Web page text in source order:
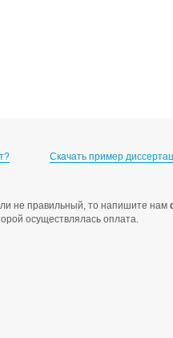
Скачать пример
не правильный, то напишите нам
осуществлялась оплата.